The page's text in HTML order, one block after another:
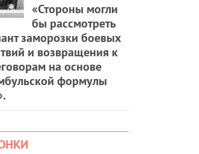
«Стороны могли
бы рассмотреть
заморозки боевых
и возвращения к
на основе
формулы